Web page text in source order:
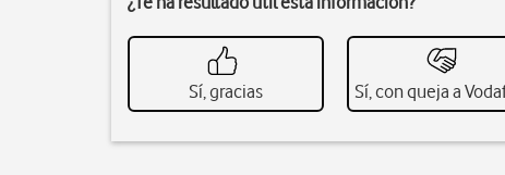
Sí, gracias Sí, con queja a